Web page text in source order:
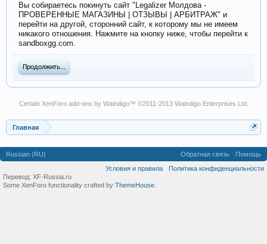
Вы собираетесь покинуть сайт "Legalizer Молдова -
ПРОВЕРЕННЫЕ МАГАЗИНЫ | ОТЗЫВЫ | АРБИТРАЖ" и
перейти на другой, сторонний сайт, к которому мы не имеем
никакого отношения. Нажмите на кнопку ниже, чтобы перейти к
sandboxgg.com.
Продолжить...
Certain XenForo add-ons by Waindigo™ ©2011-2013 Waindigo Enterprises Ltd.
Главная
Russian (RU) Обратная связь
Помощь
Условия и правила
Политика конфиденциальности
Перевод: XF-Russia.ru
Some XenForo functionality crafted by ThemeHouse